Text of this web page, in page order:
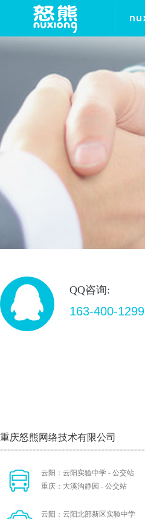
QQ咨询:
163-400-1299
重庆怒熊网络技术有限公司
云阳：云阳实验中学 - 公交站
重庆：大溪沟静园 - 公交站
云阳：云阳北部新区实验中学